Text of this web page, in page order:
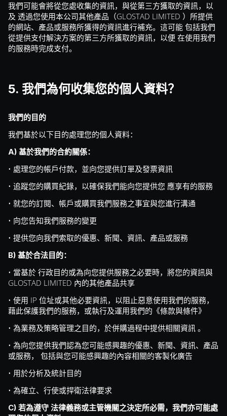
我們可能會將從您處收集的資訊，與從第三方獲取的資訊，以
及 透過您使用本公司其他產品（GLOSTAD LIMITED ）所提供
的網站、產品或服務所獲得的資訊進行補充。這可能 包括我們
從提供支付解決方案的第三方所獲取的資訊，以便 在使用我們
的服務時完成支付。
5. 我們為何收集您的個人資料？
我們的目的
我們基於以下目的處理您的個人資料：
A) 基於我們的合約關係：
• 處理您的帳戶付款，並向您提供訂單及發票資訊
• 追蹤您的購買紀錄，以確保我們能向您提供您 應享有的服務
• 就您的訂閱、帳戶或購買我們服務之事宜與您進行溝通
• 向您告知我們服務的變更
• 提供您向我們索取的優惠、新聞、資訊、產品或服務
B) 基於合法目的：
• 當基於 行政目的或為向您提供服務之必要時，將您的資訊與
GLOSTAD LIMITED 內的其他產品共享
• 使用 IP 位址或其他必要資訊，以阻止惡意使用我們的服務，
藉此保護我們的服務，或執行及運用我們的《條款與條件》
• 為業務及策略管理之目的，於併購過程中提供相關資訊 。
• 為向您提供我們認為您可能感興趣的優惠、新聞、資訊、產品
或服務， 包括與您可能感興趣的內容相關的客製化廣告
• 用於分析及統計目的
• 為確立、行使或捍衛法律要求
C) 若為遵守 法律義務或主管機關之決定所必需，我們亦可能處